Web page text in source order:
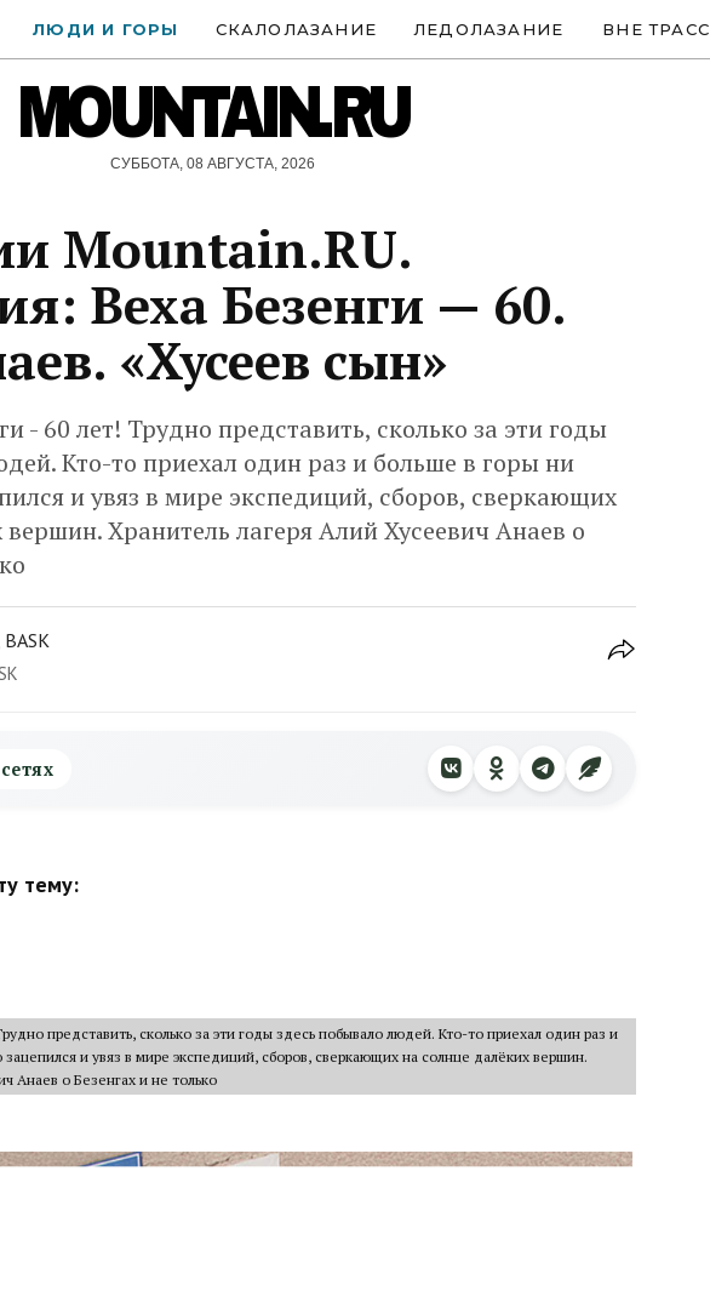
ЛЮДИ И ГОРЫ СКАЛОЛАЗАНИЕ ЛЕДОЛАЗАНИЕ ВНЕ ТРАСС
MOUNTAIN.RU
СУББОТА, 08 АВГУСТА, 2026
Mountain.RU.
Веха Безенги — 60.
«Хусеев сын»
- 60 лет! Трудно представить, сколько за эти годы
Кто-то приехал один раз и больше в горы ни
и увяз в мире экспедиций, сборов, сверкающих
Хранитель лагеря Алий Хусеевич Анаев о
тему:
представить, сколько за эти годы здесь побывало людей. Кто-то приехал один раз и
и увяз в мире экспедиций, сборов, сверкающих на солнце далёких вершин.
Анаев о Безенгах и не только